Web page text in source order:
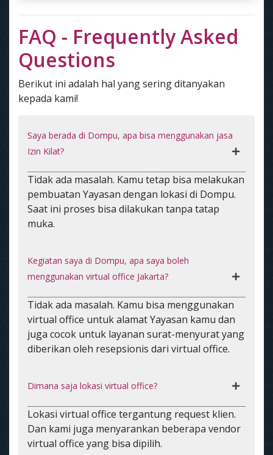
FAQ - Frequently Asked
Questions
Berikut ini adalah hal yang sering ditanyakan
kepada kami!
Saya berada di Dompu, apa bisa menggunakan jasa
Izin Kilat?
Tidak ada masalah. Kamu tetap bisa melakukan
pembuatan Yayasan dengan lokasi di Dompu.
Saat ini proses bisa dilakukan tanpa tatap
muka.
Kegiatan saya di Dompu, apa saya boleh
menggunakan virtual office Jakarta?
Tidak ada masalah. Kamu bisa menggunakan
virtual office untuk alamat Yayasan kamu dan
juga cocok untuk layanan surat-menyurat yang
diberikan oleh resepsionis dari virtual office.
Dimana saja lokasi virtual office?
Lokasi virtual office tergantung request klien.
Dan kami juga menyarankan beberapa vendor
virtual office yang bisa dipilih.